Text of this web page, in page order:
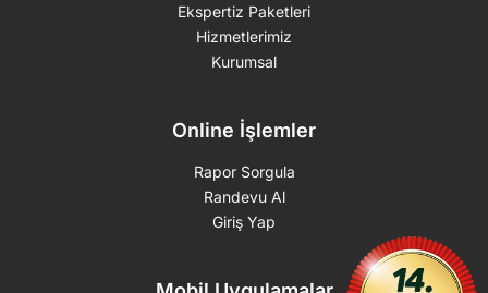
Ekspertiz Paketleri
Hizmetlerimiz
Kurumsal
Online İşlemler
Rapor Sorgula
Randevu Al
Giriş Yap